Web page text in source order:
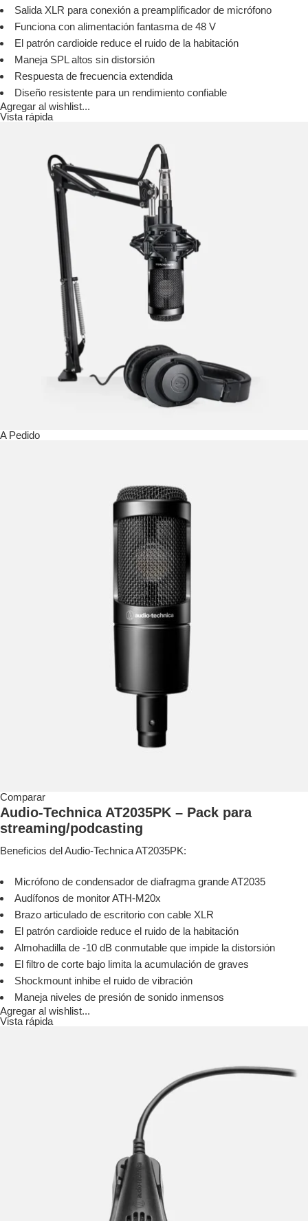
Salida XLR para conexión a preamplificador de micrófono
Funciona con alimentación fantasma de 48 V
El patrón cardioide reduce el ruido de la habitación
Maneja SPL altos sin distorsión
Respuesta de frecuencia extendida
Diseño resistente para un rendimiento confiable
Agregar al wishlist...
Vista rápida
A Pedido
Comparar
Audio-Technica AT2035PK – Pack para
streaming/podcasting
Beneficios del Audio-Technica AT2035PK:
Micrófono de condensador de diafragma grande AT2035
Audífonos de monitor ATH-M20x
Brazo articulado de escritorio con cable XLR
El patrón cardioide reduce el ruido de la habitación
Almohadilla de -10 dB conmutable que impide la distorsión
El filtro de corte bajo limita la acumulación de graves
Shockmount inhibe el ruido de vibración
Maneja niveles de presión de sonido inmensos
Agregar al wishlist...
Vista rápida